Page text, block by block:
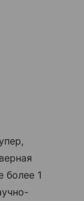
более 1